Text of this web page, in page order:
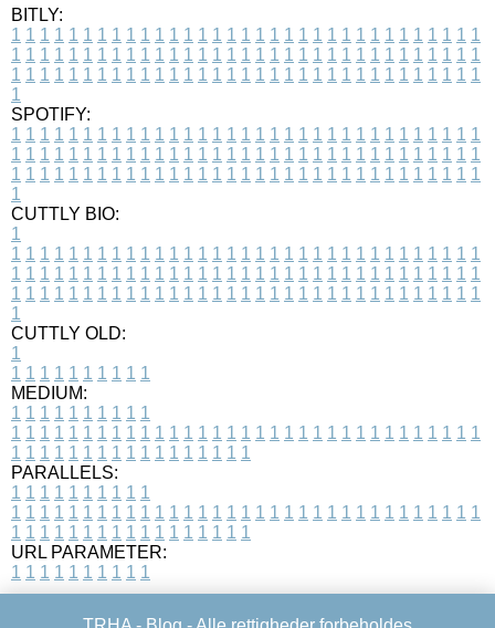
BITLY:
1 1 1 1 1 1 1 1 1 1 1 1 1 1 1 1 1 1 1 1 1 1 1 1 1 1 1 1 1 1 1 1 1
1 1 1 1 1 1 1 1 1 1 1 1 1 1 1 1 1 1 1 1 1 1 1 1 1 1 1 1 1 1 1 1 1
1 1 1 1 1 1 1 1 1 1 1 1 1 1 1 1 1 1 1 1 1 1 1 1 1 1 1 1 1 1 1 1 1
1
SPOTIFY:
1 1 1 1 1 1 1 1 1 1 1 1 1 1 1 1 1 1 1 1 1 1 1 1 1 1 1 1 1 1 1 1 1
1 1 1 1 1 1 1 1 1 1 1 1 1 1 1 1 1 1 1 1 1 1 1 1 1 1 1 1 1 1 1 1 1
1 1 1 1 1 1 1 1 1 1 1 1 1 1 1 1 1 1 1 1 1 1 1 1 1 1 1 1 1 1 1 1 1
1
CUTTLY BIO:
1
1 1 1 1 1 1 1 1 1 1 1 1 1 1 1 1 1 1 1 1 1 1 1 1 1 1 1 1 1 1 1 1 1
1 1 1 1 1 1 1 1 1 1 1 1 1 1 1 1 1 1 1 1 1 1 1 1 1 1 1 1 1 1 1 1 1
1 1 1 1 1 1 1 1 1 1 1 1 1 1 1 1 1 1 1 1 1 1 1 1 1 1 1 1 1 1 1 1 1
1
CUTTLY OLD:
1
1 1 1 1 1 1 1 1 1 1
MEDIUM:
1 1 1 1 1 1 1 1 1 1
1 1 1 1 1 1 1 1 1 1 1 1 1 1 1 1 1 1 1 1 1 1 1 1 1 1 1 1 1 1 1 1 1
1 1 1 1 1 1 1 1 1 1 1 1 1 1 1 1 1
PARALLELS:
1 1 1 1 1 1 1 1 1 1
1 1 1 1 1 1 1 1 1 1 1 1 1 1 1 1 1 1 1 1 1 1 1 1 1 1 1 1 1 1 1 1 1
1 1 1 1 1 1 1 1 1 1 1 1 1 1 1 1 1
URL PARAMETER:
1 1 1 1 1 1 1 1 1 1